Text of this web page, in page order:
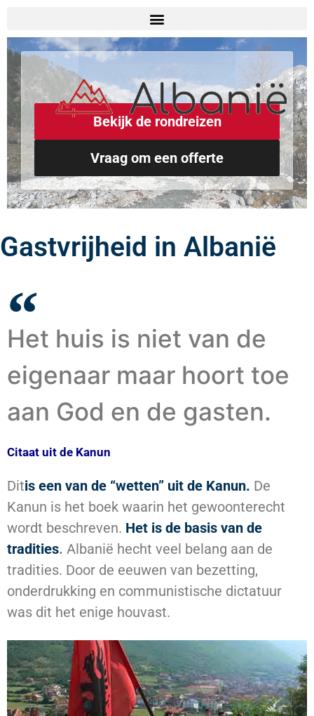
Bekijk de rondreizen
Vraag om een offerte
Gastvrijheid in Albanië
Het huis is niet van de
eigenaar maar hoort toe
aan God en de gasten.
Citaat uit de Kanun
Ditis een van de “wetten” uit de Kanun. De
Kanun is het boek waarin het gewoonterecht
wordt beschreven. Het is de basis van de
tradities. Albanië hecht veel belang aan de
tradities. Door de eeuwen van bezetting,
onderdrukking en communistische dictatuur
was dit het enige houvast.